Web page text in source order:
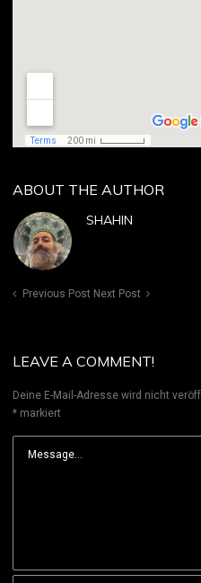
ABOUT THE AUTHOR
SHAHIN
Previous Post Next Post
LEAVE A COMMENT!
Deine E-Mail-Adresse wird nicht
* markiert